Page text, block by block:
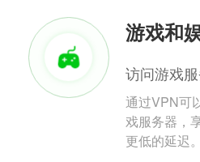
游戏和
访问游戏
通过VPN可
戏服务器，
更低的延迟。